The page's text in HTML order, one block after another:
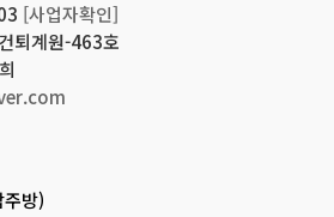
[사업자확인]
퇴계원-463호
방)